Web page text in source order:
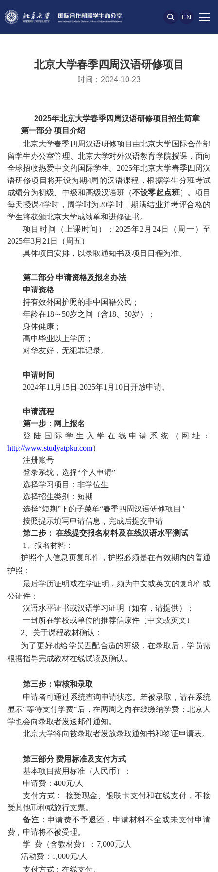
EN
北京大学春季四周汉语研修项目
时间：2024-10-23
2025年北京大学春季四周汉语研修项目招生简章
第一部分 项目介绍
北京大学春季四周汉语研修项目由北京大学国际合作部
留学生办公室管理、北京大学对外汉语教育学院授课，面向
全球招收热爱中文的国际学生。2025年北京大学春季四周汉
语研修项目将开设为期4周的汉语课程，根据学生分班考试
成绩分为初级、中级和高级汉语班（不设零起点班）。项目
每天授课4学时，周学时为20学时，期满结业并考评合格的
学生将获颁北京大学成绩单和进修证书。
项目时间（上课时间）：2025年2月24日（周一）至
2025年3月21日（周五）
具体项目安排，以录取通知书及项目日程为准。
第二部分 申请资格及报名办法
申请资格
持有效外国护照的非中国籍公民；
年龄在18～50岁之间（含18、50岁）；
身体健康；
高中毕业以上学历；
对华友好，无犯罪记录。
申请时间
2024年11月15日-2025年1月10日开放申请。
申请流程
第一步：网上报名
登陆国际学生入学在线申请系统（网址：
http://www.studyatpku.com）
注册账号
登录系统，选择“个人申请”
选择学习项目：非学位生
选择招生类别：短期
选择“短期”下的子菜单“春季四周汉语研修项目”
按照提示填写申请信息，完成后提交申请
第二步： 在线提交报名材料及在线汉语水平测试
1、报名材料：
护照个人信息页复印件，护照必须是在有效期内的普通
护照；
最后学历证明或在学证明，须为中文或英文的复印件或
公证件；
汉语水平证书或汉语学习证明（如有，请提供）；
一封所在学校或单位的推荐信原件（中文或英文）
2、关于课程教材确认：
为了更好地给学员匹配合适的班级，在录取后，学员需
根据指导完成教材在线试读及确认。
第三步：审核和录取
申请者可通过系统查询申请状态。若被录取，请在系统
显示“等待支付学费”后，在两周之内在线缴纳学费；北京大
学也会向录取者发送邮件通知。
北京大学将向被录取者发放录取通知书和签证申请表。
第三部分 费用标准及支付方式
基本项目费用标准（人民币）：
申请费：400元/人
支付方式： 接受现金、银联卡支付和在线支付，不接
受其他币种或旅行支票。
备注 ：申请费不予退还，申请材料不全或未支付申请
费，申请将不被受理。
学 费（含教材费）：7,000元/人
活动费：1,000元/人
支付方式：在线支付。